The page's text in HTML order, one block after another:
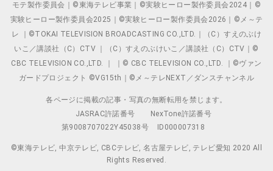
モテ製作委員会｜©東海テレビ事業｜©実験ヒーロー製作委員会2024｜©
実験ヒーロー製作委員会2025｜©実験ヒーロー製作委員会2026｜©メ～テ
レ ｜©TOKAI TELEVISION BROADCASTING CO.,LTD.｜（C）すえのぶけ
いこ／講談社（C）CTV ｜（C）すえのぶけいこ／講談社（C）CTV｜©
CBC TELEVISION CO.,LTD. ｜ ｜© CBC TELEVISION CO.,LTD. ｜©ヴァン
ガードプロジェクト ©VG15th｜©メ～テレNEXT／ダンスチャンネル
各ページに掲載の記事・写真の無断転用を禁じます。
JASRAC許諾番号
NexTone許諾番号
第9008707022Y45038号
ID000007318
©東海テレビ, 中京テレビ, CBCテレビ, 名古屋テレビ, テレビ愛知 2020 All
Rights Reserved.